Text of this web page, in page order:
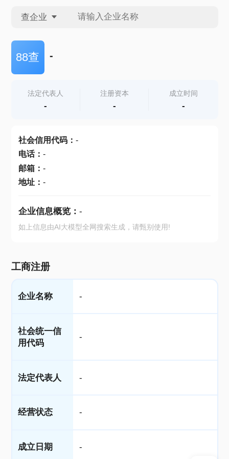
查企业
查企业
查产地
88查 -
法定代表人
-
注册资本
-
成立时间
-
社会信用代码： -
电话： -
邮箱： -
地址： -
企业信息概览： -
如上信息由AI大模型全网搜索生成，请甄别使用!
工商注册
企业名称 -
社会统一信
用代码
-
法定代表人 -
经营状态 -
成立日期 -